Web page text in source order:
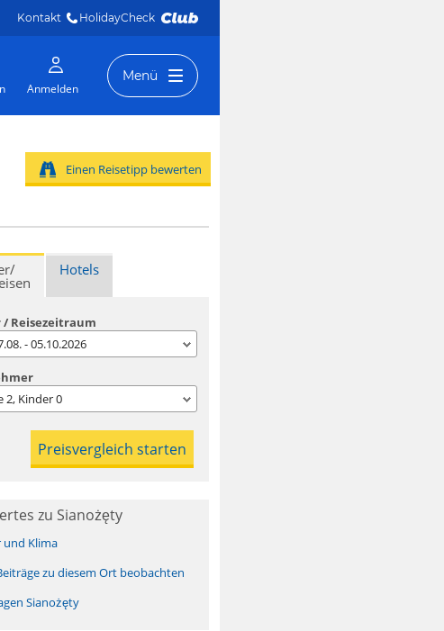
Kontakt HolidayCheck
Anmelden
Menü
Einen Reisetipp bewerten
Hotels
/ Reisezeitraum
- 05.10.2026
2, Kinder0
zu Sianożęty
Klima
zu diesem Ort beobachten
Sianożęty